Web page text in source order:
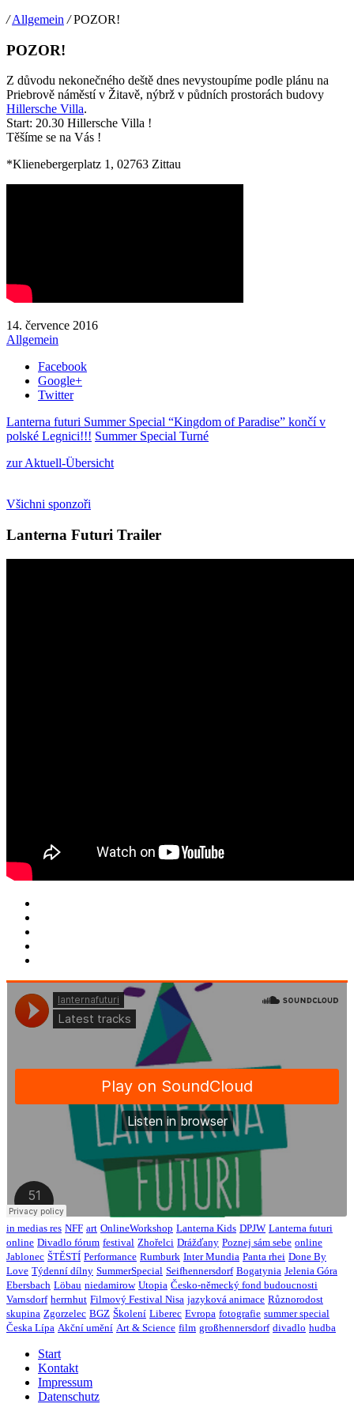
/ Allgemein / POZOR!
POZOR!
Z důvodu nekonečného deště dnes nevystoupíme podle plánu na
Priebrově náměstí v Žitavě, nýbrž v půdních prostorách budovy
Hillersche Villa.
Start: 20.30 Hillersche Villa !
Těšíme se na Vás !
*Klienebergerplatz 1, 02763 Zittau
14. července 2016
Allgemein
Facebook
Google+
Twitter
Lanterna futuri Summer Special “Kingdom of Paradise” končí v
polské Legnici!!! Summer Special Turné
zur Aktuell-Übersicht
Všichni sponzoři
Lanterna Futuri Trailer
in medias res NFF art OnlineWorkshop Lanterna Kids DPJW Lanterna futuri
online Divadlo fórum festival Zhořelci Drážďany Poznej sám sebe online
Jablonec ŠTĚSTÍ Performance Rumburk Inter Mundia Panta rhei Done By
Love Týdenní dílny SummerSpecial Seifhennersdorf Bogatynia Jelenia Góra
Ebersbach Löbau niedamirow Utopia Česko-německý fond budoucnosti
Varnsdorf herrnhut Filmový Festival Nisa jazyková animace Různorodost
skupina Zgorzelec BGZ Školení Liberec Evropa fotografie summer special
Česka Lípa Akční umění Art & Science film großhennersdorf divadlo hudba
Start
Kontakt
Impressum
Datenschutz